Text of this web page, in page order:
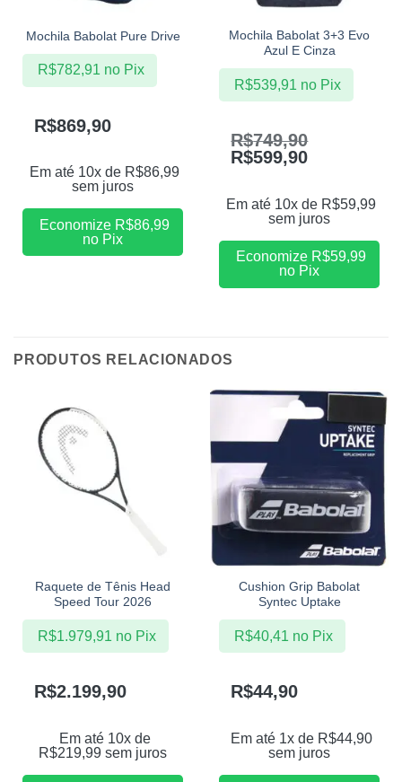
Mochila Babolat Pure Drive
R$869,90
Em até 10x de R$86,99
sem juros
R$782,91 no Pix
Economize R$86,99
no Pix
Mochila Babolat 3+3 Evo
Azul E Cinza
R$749,90
R$599,90
Em até 10x de R$59,99
sem juros
R$539,91 no Pix
Economize R$59,99
no Pix
PRODUTOS RELACIONADOS
Raquete de Tênis Head
Speed Tour 2026
R$2.199,90
Em até 10x de
R$219,99 sem juros
R$1.979,91 no Pix
Cushion Grip Babolat
Syntec Uptake
R$44,90
Em até 1x de R$44,90
sem juros
R$40,41 no Pix